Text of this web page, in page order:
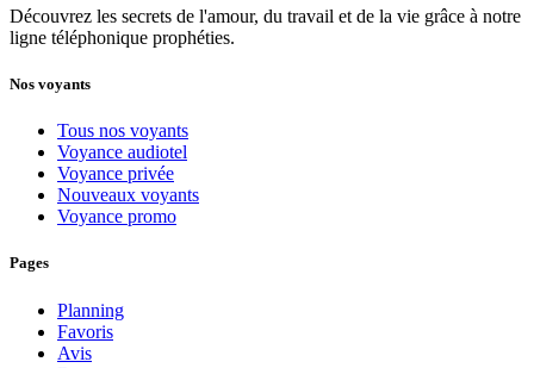
Découvrez les secrets de l'amour, du travail et de la vie grâce à notre
ligne téléphonique prophéties.
Nos voyants
Tous nos voyants
Voyance audiotel
Voyance privée
Nouveaux voyants
Voyance promo
Pages
Planning
Favoris
Avis